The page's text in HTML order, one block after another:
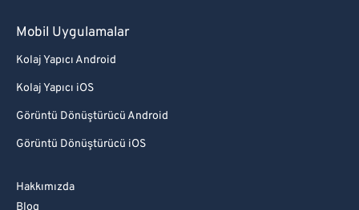
Mobil Uygulamalar
Kolaj Yapıcı Android
Kolaj Yapıcı iOS
Görüntü Dönüştürücü Android
Görüntü Dönüştürücü iOS
Hakkımızda
Blog